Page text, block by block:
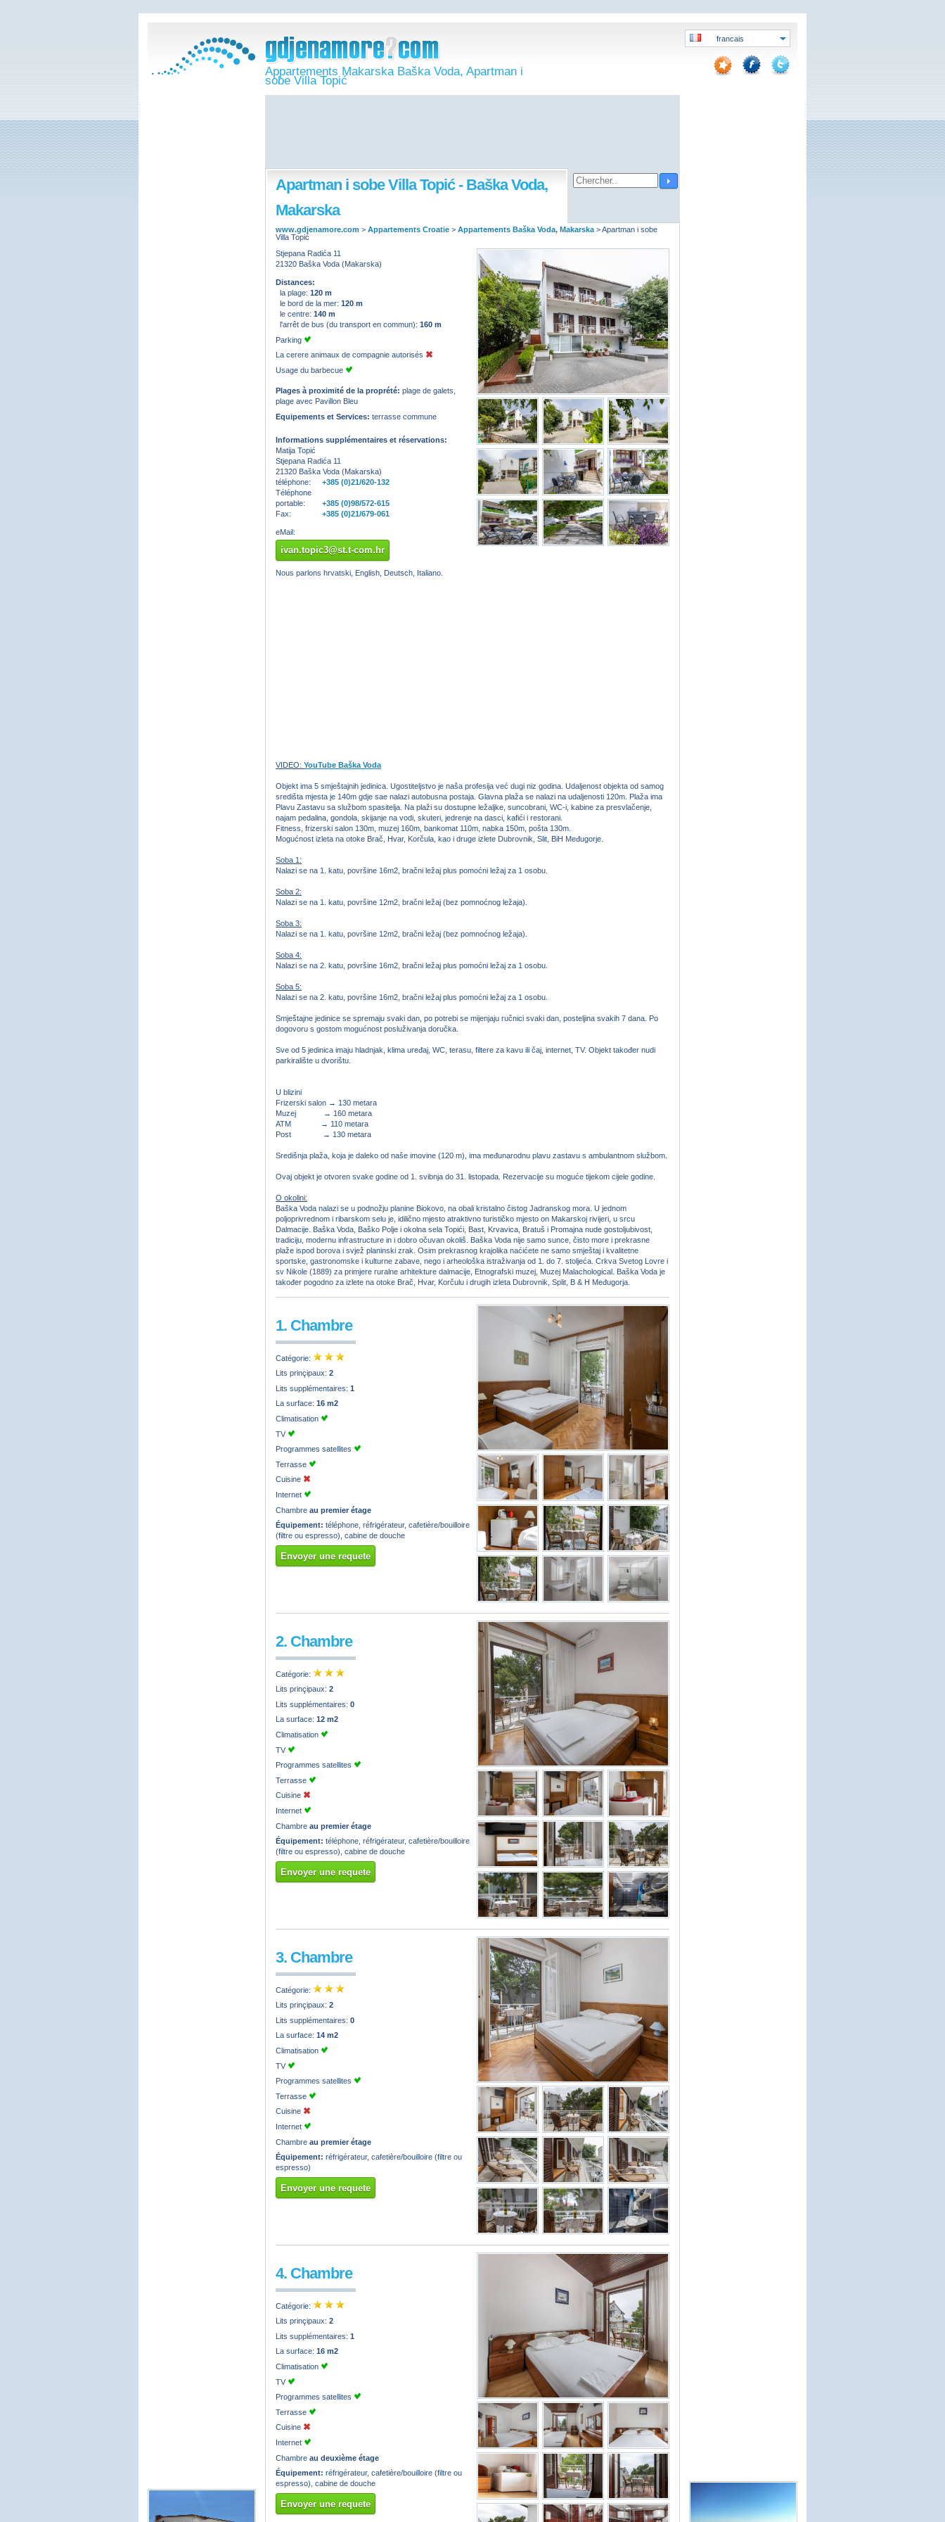
Appartements Makarska Baška Voda, Apartman i
sobe Villa Topić
francais
Apartman i sobe Villa Topić - Baška Voda,
Makarska
www.gdjenamore.com > Appartements Croatie > Appartements Baška Voda, Makarska >Apartman i sobe
Villa Topić
Stjepana Radića 11
21320 Baška Voda (Makarska)
Distances:
la plage: 120 m
le bord de la mer: 120 m
le centre: 140 m
l'arrêt de bus (du transport en commun): 160 m
Parking
La cerere animaux de compagnie autorisés
Usage du barbecue
Plages à proximité de la proprété: plage de galets,
plage avec Pavillon Bleu
Equipements et Services: terrasse commune
Informations supplémentaires et réservations:
Matija Topić
Stjepana Radića 11
21320 Baška Voda (Makarska)
téléphone:
+385 (0)21/620-132
Téléphone
portable:
+385 (0)98/572-615
Fax:
+385 (0)21/679-061
eMail:
ivan.topic3@st.t-com.hr
Nous parlons hrvatski, English, Deutsch, Italiano.
VIDEO: YouTube Baška Voda
Objekt ima 5 smještajnih jedinica. Ugostiteljstvo je naša profesija već dugi niz godina. Udaljenost objekta od samog
središta mjesta je 140m gdje sae nalazi autobusna postaja. Glavna plaža se nalazi na udaljenosti 120m. Plaža ima
Plavu Zastavu sa službom spasitelja. Na plaži su dostupne ležaljke, suncobrani, WC-i, kabine za presvlačenje,
najam pedalina, gondola, skijanje na vodi, skuteri, jedrenje na dasci, kafići i restorani.
Fitness, frizerski salon 130m, muzej 160m, bankomat 110m, nabka 150m, pošta 130m.
Mogućnost izleta na otoke Brač, Hvar, Korčula, kao i druge izlete Dubrovnik, Slit, BiH Međugorje.
Soba 1:
Nalazi se na 1. katu, površine 16m2, bračni ležaj plus pomoćni ležaj za 1 osobu.
Soba 2:
Nalazi se na 1. katu, površine 12m2, bračni ležaj (bez pomnoćnog ležaja).
Soba 3:
Nalazi se na 1. katu, površine 12m2, bračni ležaj (bez pomnoćnog ležaja).
Soba 4:
Nalazi se na 2. katu, površine 16m2, bračni ležaj plus pomoćni ležaj za 1 osobu.
Soba 5:
Nalazi se na 2. katu, površine 16m2, bračni ležaj plus pomoćni ležaj za 1 osobu.
Smještajne jedinice se spremaju svaki dan, po potrebi se mijenjaju ručnici svaki dan, posteljina svakih 7 dana. Po
dogovoru s gostom mogućnost posluživanja doručka.
Sve od 5 jedinica imaju hladnjak, klima uređaj, WC, terasu, filtere za kavu ili čaj, internet, TV. Objekt također nudi
parkiralište u dvorištu.
U blizini
Frizerski salon → 130 metara
Muzej → 160 metara
ATM → 110 metara
Post → 130 metara
Središnja plaža, koja je daleko od naše imovine (120 m), ima međunarodnu plavu zastavu s ambulantnom službom.
Ovaj objekt je otvoren svake godine od 1. svibnja do 31. listopada. Rezervacije su moguće tijekom cijele godine.
O okolini:
Baška Voda nalazi se u podnožju planine Biokovo, na obali kristalno čistog Jadranskog mora. U jednom
poljoprivrednom i ribarskom selu je, idilično mjesto atraktivno turističko mjesto on Makarskoj rivijeri, u srcu
Dalmacije. Baška Voda, Baško Polje i okolna sela Topići, Bast, Krvavica, Bratuš i Promajna nude gostoljubivost,
tradiciju, modernu infrastructure in i dobro očuvan okoliš. Baška Voda nije samo sunce, čisto more i prekrasne
plaže ispod borova i svjež planinski zrak. Osim prekrasnog krajolika naćićete ne samo smještaj i kvalitetne
sportske, gastronomske i kulturne zabave, nego i arheološka istraživanja od 1. do 7. stoljeća. Crkva Svetog Lovre i
sv Nikole (1889) za primjere ruralne arhitekture dalmacije, Etnografski muzej, Muzej Malachological. Baška Voda je
također pogodno za izlete na otoke Brač, Hvar, Korčulu i drugih izleta Dubrovnik, Split, B & H Međugorja.
1. Chambre
Catégorie:
Lits prinçipaux: 2
Lits supplémentaires: 1
La surface: 16 m2
Climatisation
TV
Programmes satellites
Terrasse
Cuisine
Internet
Chambre au premier étage
Équipement: téléphone, réfrigérateur, cafetière/bouilloire
(filtre ou espresso), cabine de douche
Envoyer une requete
2. Chambre
Catégorie:
Lits prinçipaux: 2
Lits supplémentaires: 0
La surface: 12 m2
Climatisation
TV
Programmes satellites
Terrasse
Cuisine
Internet
Chambre au premier étage
Équipement: téléphone, réfrigérateur, cafetière/bouilloire
(filtre ou espresso), cabine de douche
Envoyer une requete
3. Chambre
Catégorie:
Lits prinçipaux: 2
Lits supplémentaires: 0
La surface: 14 m2
Climatisation
TV
Programmes satellites
Terrasse
Cuisine
Internet
Chambre au premier étage
Équipement: réfrigérateur, cafetière/bouilloire (filtre ou
espresso)
Envoyer une requete
4. Chambre
Catégorie:
Lits prinçipaux: 2
Lits supplémentaires: 1
La surface: 16 m2
Climatisation
TV
Programmes satellites
Terrasse
Cuisine
Internet
Chambre au deuxième étage
Équipement: réfrigérateur, cafetière/bouilloire (filtre ou
espresso), cabine de douche
Envoyer une requete